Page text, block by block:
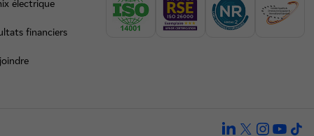
électrique
financiers
linkedintwitterinstagram